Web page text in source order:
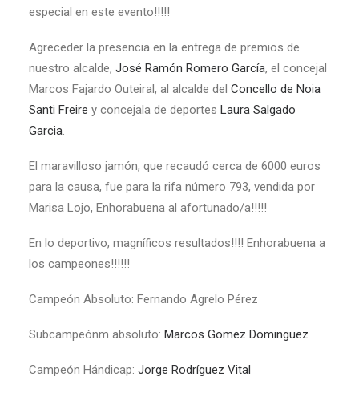
especial en este evento!!!!!
Agreceder la presencia en la entrega de premios de
nuestro alcalde, José Ramón Romero García, el concejal
Marcos Fajardo Outeiral, al alcalde del Concello de Noia
Santi Freire y concejala de deportes Laura Salgado
Garcia.
El maravilloso jamón, que recaudó cerca de 6000 euros
para la causa, fue para la rifa número 793, vendida por
Marisa Lojo, Enhorabuena al afortunado/a!!!!!
En lo deportivo, magníficos resultados!!!! Enhorabuena a
los campeones!!!!!!
Campeón Absoluto: Fernando Agrelo Pérez
Subcampeónm absoluto: Marcos Gomez Dominguez
Campeón Hándicap: Jorge Rodríguez Vital